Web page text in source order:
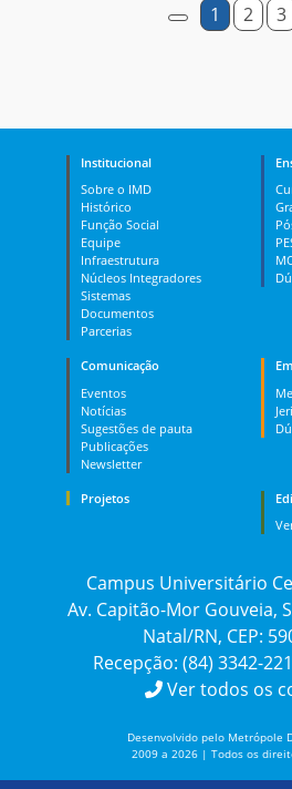
1 2 3
Institucional
Sobre o IMD
Histórico
Função Social
Equipe
Infraestrutura
Núcleos Integradores
Sistemas
Documentos
Parcerias
Comunicação
Eventos
Notícias
Sugestões de pauta
Publicações
Newsletter
Projetos
Campus Universitário
Av. Capitão-Mor Gouveia,
Natal/RN, CEP:
Recepção: (84) 3342-
Ver todos os
Desenvolvido pelo Metrópole
2009 a 2026 | Todos os